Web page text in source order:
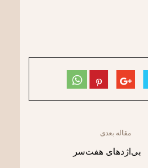
کارآگاهان خصوصی٬ بی
مقاله بعدی
اژدهای هفت‌سر